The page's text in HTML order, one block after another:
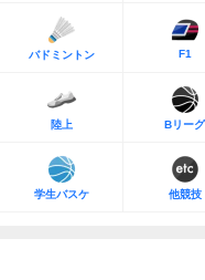
バドミントン F1
陸上 Bリーグ
学生バスケ 他競技